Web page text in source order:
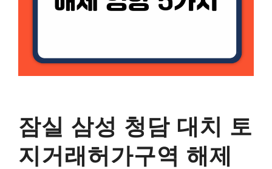
잠실 삼성 청담 대치 토
지거래허가구역 해제